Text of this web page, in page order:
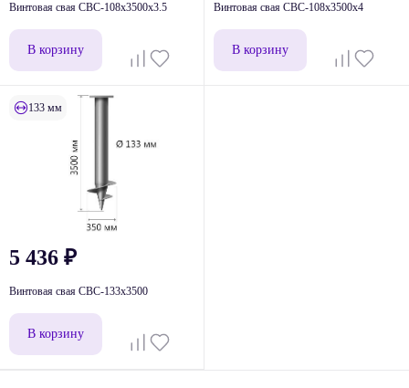
Винтовая свая СВС-108х3500х3.5
В корзину
Винтовая свая СВС-108х3500х4
В корзину
133 мм
5 436 ₽
Винтовая свая СВС-133x3500
В корзину